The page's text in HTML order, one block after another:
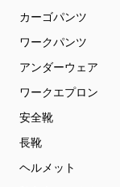
カーゴパンツ
ワークパンツ
アンダーウェア
ワークエプロン
安全靴
長靴
ヘルメット